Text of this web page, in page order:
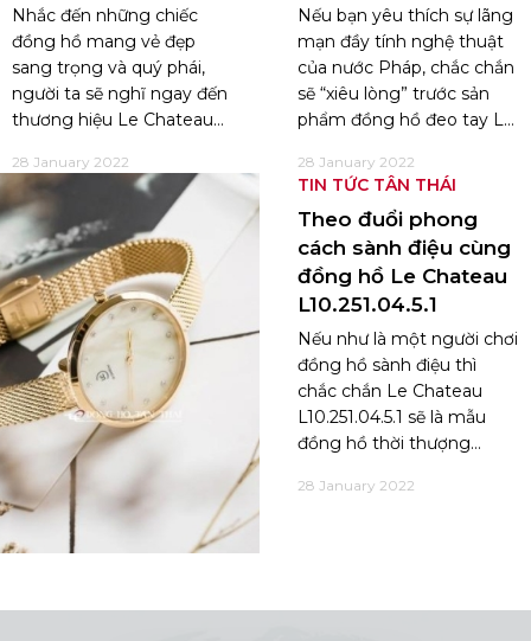
Nhắc đến những chiếc
đồng hồ mang vẻ đẹp
sang trọng và quý phái,
người ta sẽ nghĩ ngay đến
thương hiệu Le Chateau
mộng. Đồng hồ Le
Chateau L18.192.02.6.2 -
một trong những tên tuổi
đang làm chao đảo giới
mộ điệu Việt Nam gần
đây. Vậy đâu là lý do sản
phẩm lại nhận được sự yêu
thích đến vậy. Hãy cùng
đồng hồ Tân Thái tìm hiểu
ngay qua bài viết sau đây
nhé!
28 January 2022
Nếu bạn yêu thích sự lãng
mạn đầy tính nghệ thuật
của nước Pháp, chắc chắn
sẽ “xiêu lòng” trước sản
phẩm đồng hồ đeo tay Le
Đây là thiết kế dành cho
các cô nàng thời thượng,
với vẻ đẹp vừa nữ tính vừa
quyến rũ. Cùng với đó là
chất liệu cao cấp đảm bảo
độ bền đi cùng năm
tháng. Với các lý do trên,
L48.673.04.6.1 thật sự là
lựa chọn tuyệt vời dành
cho phái đẹp.
28 January 2022
TIN TỨC TÂN THÁI
Theo đuổi phong
cách sành điệu cùng
đồng hồ Le Chateau
L10.251.04.5.1
Nếu như là một người chơi
đồng hồ sành điệu thì
chắc chắn Le Chateau
L10.251.04.5.1 sẽ là mẫu
đồng hồ thời thượng
chỉ đơn giản là một chiếc
28 January 2022